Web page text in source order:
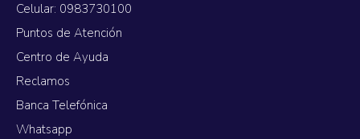
Celular: 0983730100
Puntos de Atención
Centro de Ayuda
Reclamos
Banca Telefónica
Whatsapp